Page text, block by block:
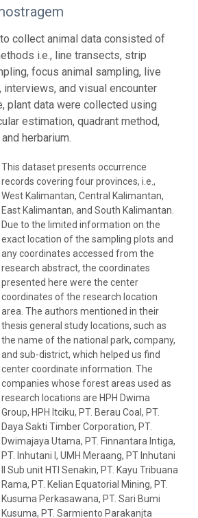
collect animal data consisted of
i.e., line transects, strip
focus animal sampling, live
interviews, and visual encounter
plant data were collected using
estimation, quadrant method,
herbarium.
This dataset presents occurrence
records covering four provinces, i.e.,
West Kalimantan, Central Kalimantan,
East Kalimantan, and South Kalimantan.
Due to the limited information on the
exact location of the sampling plots and
any coordinates accessed from the
research abstract, the coordinates
presented here were the center
coordinates of the research location
area. The authors mentioned in their
thesis general study locations, such as
the name of the national park, company,
and sub-district, which helped us find
center coordinate information. The
companies whose forest areas used as
research locations are HPH Dwima
Group, HPH Itciku, PT. Berau Coal, PT.
Daya Sakti Timber Corporation, PT.
Dwimajaya Utama, PT. Finnantara Intiga,
PT. Inhutani I, UMH Meraang, PT Inhutani
II Sub unit HTI Senakin, PT. Kayu Tribuana
Rama, PT. Kelian Equatorial Mining, PT.
Kusuma Perkasawana, PT. Sari Bumi
Kusuma, PT. Sarmiento Parakanjta